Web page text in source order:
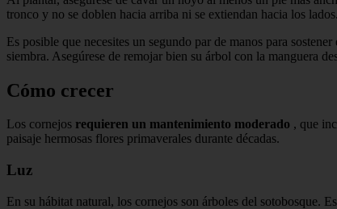
tronco y no se doblen hacia arriba ni se extiendan hacia los lados.
Es posible que necesites un segundo par de manos para
siembra. Asegúrese de remojar bien su árbol con la manguera
Cómo crecer
Los cornejos requieren un mantenimiento moderado , que
paisaje hermosas flores primaverales durante décadas.
Luz
En su hábitat natural, los cornejos son árboles del sotobosque.